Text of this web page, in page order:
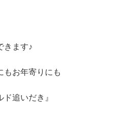
きます♪
もお年寄りにも
追いだき』